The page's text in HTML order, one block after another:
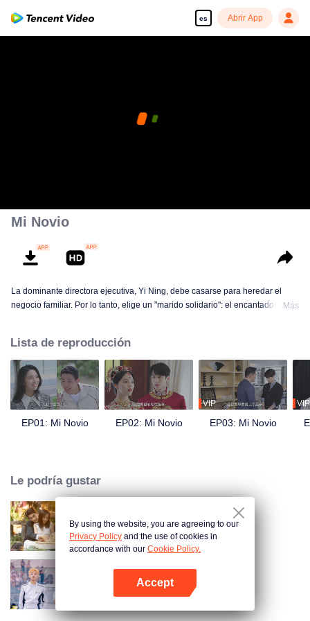
es Abrir App
Mi Novio
La dominante directora ejecutiva, Yi Ning, debe casarse para heredar el
negocio familiar. Por lo tanto, elige un "marido solidario": el encantador chef
sabe es que Shen Qianze guarda un secreto impactante. Mientras él se
acerca deliberadamente, ella, sin saberlo, se entrega a su amor...
Más
Lista de reproducción
EP01: Mi Novio EP02: Mi Novio
VIP
EP03: Mi Novio
VIP
Le podría gustar
Amor como un contrato
Carrera al Romance
By using the website, you are agreeing to our
Privacy Policy and the use of cookies in
accordance with our Cookie Policy.
Accept